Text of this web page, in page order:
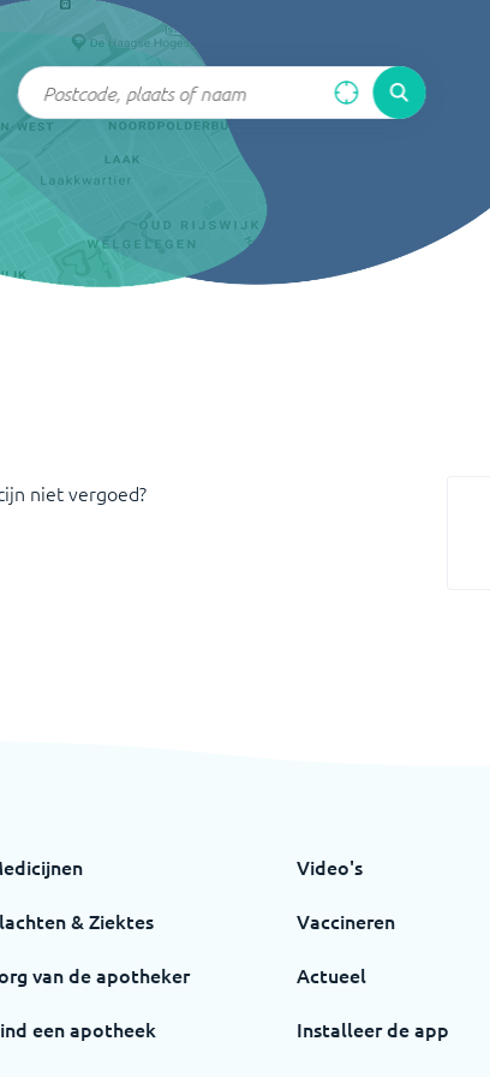
niet vergoed?
& Ziektes
van de apotheker
een apotheek
Video's
Vaccineren
Actueel
Installeer de app